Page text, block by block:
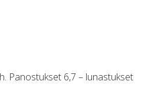
Panostukset 6,7 – lunastukset